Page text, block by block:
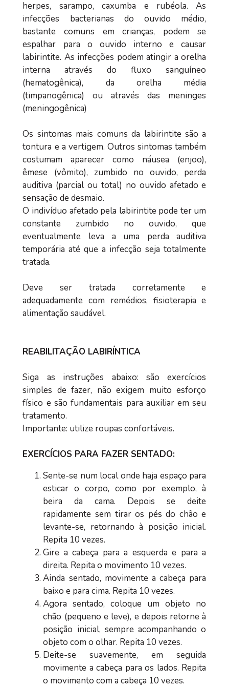
herpes, sarampo, caxumba e rubéola. As
infecções bacterianas do ouvido médio,
bastante comuns em crianças, podem se
espalhar para o ouvido interno e causar
labirintite. As infecções podem atingir a orelha
interna através do fluxo sanguíneo
(hematogênica), da orelha média
(timpanogênica) ou através das meninges
(meningogênica)
Os sintomas mais comuns da labirintite são a
tontura e a vertigem. Outros sintomas também
costumam aparecer como náusea (enjoo),
êmese (vômito), zumbido no ouvido, perda
auditiva (parcial ou total) no ouvido afetado e
sensação de desmaio.
O indivíduo afetado pela labirintite pode ter um
constante zumbido no ouvido, que
eventualmente leva a uma perda auditiva
temporária até que a infecção seja totalmente
tratada.
Deve ser tratada corretamente e
adequadamente com remédios, fisioterapia e
alimentação saudável.
REABILITAÇÃO LABIRÍNTICA
Siga as instruções abaixo: são exercícios
simples de fazer, não exigem muito esforço
físico e são fundamentais para auxiliar em seu
tratamento.
Importante: utilize roupas confortáveis.
EXERCÍCIOS PARA FAZER SENTADO:
Sente-se num local onde haja espaço para
esticar o corpo, como por exemplo, à
beira da cama. Depois se deite
rapidamente sem tirar os pés do chão e
levante-se, retornando à posição inicial.
Repita 10 vezes.
Gire a cabeça para a esquerda e para a
direita. Repita o movimento 10 vezes.
Ainda sentado, movimente a cabeça para
baixo e para cima. Repita 10 vezes.
Agora sentado, coloque um objeto no
chão (pequeno e leve), e depois retorne à
posição inicial, sempre acompanhando o
objeto com o olhar. Repita 10 vezes.
Deite-se suavemente, em seguida
movimente a cabeça para os lados. Repita
o movimento com a cabeça 10 vezes.